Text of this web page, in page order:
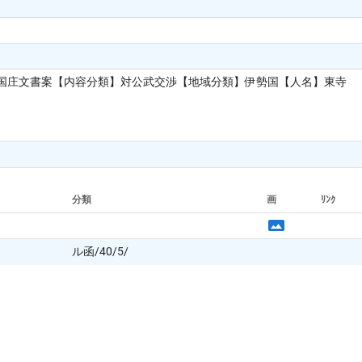
文書案【内容分類】対公武交渉【地域分類】伊勢国【人名】東寺
分類 画 ﾘﾝｸ
ル函/40/5/